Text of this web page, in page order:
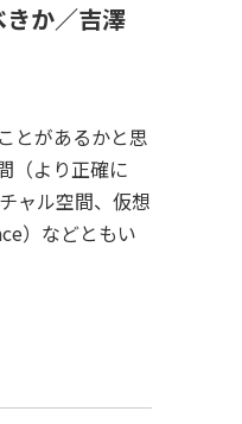
か／吉澤
とがあるかと思
（より正確に
ャル空間、仮想
）などともい